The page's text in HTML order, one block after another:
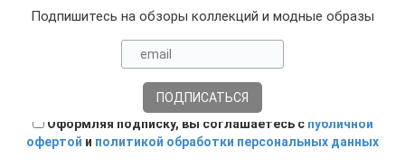
Подпишитесь на обзоры коллекций и модные образы
Оформляя подписку, вы соглашаетесь с публичной
офертой и политикой обработки персональных данных